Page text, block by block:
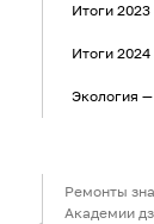
Итоги 2023
Итоги 2024
Экология
Ремонты
Академии